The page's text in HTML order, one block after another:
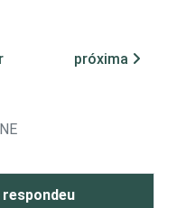
próxima
respondeu